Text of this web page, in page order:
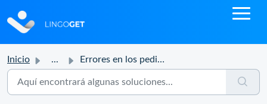
Inicio ... Errores en los pedidos